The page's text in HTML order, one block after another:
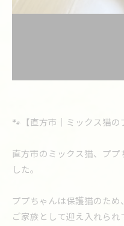
🐾【直方市｜ミックス猫
直方市のミックス猫、プ
した。
ププちゃんは保護猫のため
ご家族として迎え入れられ